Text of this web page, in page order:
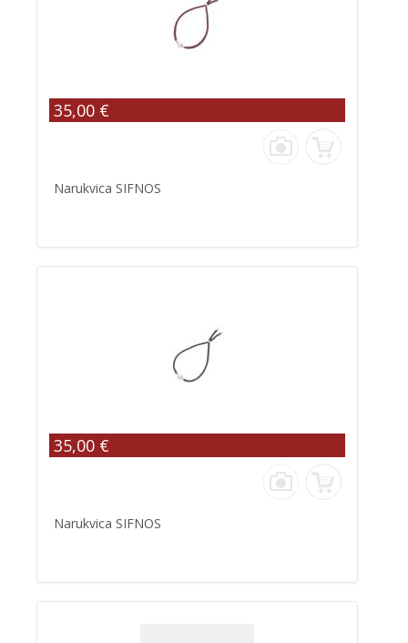
35,00 €
Narukvica SIFNOS
35,00 €
Narukvica SIFNOS